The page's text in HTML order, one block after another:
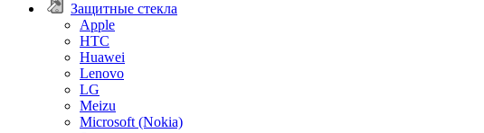
Защитные стекла
Apple
HTC
Huawei
Lenovo
LG
Meizu
Microsoft (Nokia)